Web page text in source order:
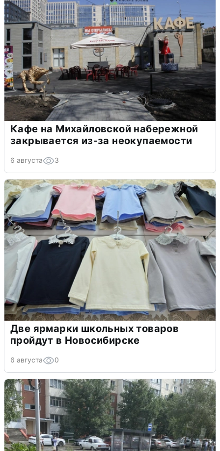
Кафе на Михайловской набережной
закрывается из-за неокупаемости
6 августа 3
Две ярмарки школьных товаров
пройдут в Новосибирске
6 августа 0